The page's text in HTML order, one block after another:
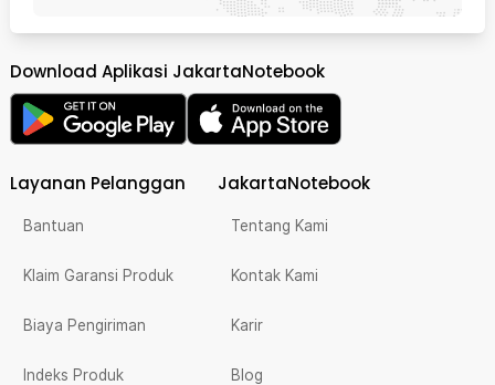
Download Aplikasi JakartaNotebook
Layanan Pelanggan
Bantuan
Klaim Garansi Produk
Biaya Pengiriman
Indeks Produk
JakartaNotebook
Tentang Kami
Kontak Kami
Karir
Blog